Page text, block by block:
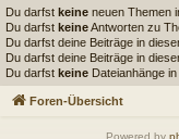
Du darfst keine neuen Themen
Du darfst keineAntworten zu
Du darfst deine Beiträge in
Du darfst deine Beiträge in
Du darfst keine Dateianhänge
Foren-Übersicht
Powered by